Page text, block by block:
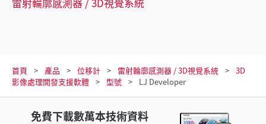
首頁 產品 位移計 雷射輪廓感測器 / 3D視覺系統
3D
影像處理開發支援軟體
型號 LJ Developer
免費下載數萬本技術資料